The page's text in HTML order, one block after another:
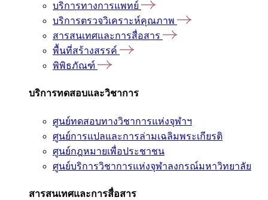
บริการทางการแพทย์
บริการตรวจวิเคราะห์คุณภาพ
สารสนเทศและการสื่อสาร
พื้นที่สร้างสรรค์
พิพิธภัณฑ์
บริการทดสอบและวิชาการ
ศูนย์ทดสอบทางวิชาการแห่งจุฬาฯ
ศูนย์การแปลและการล่ามเฉลิมพระเกียรติ
ศูนย์กฎหมายเพื่อประชาชน
ศูนย์บริการวิชาการแห่งจุฬาลงกรณ์มหาวิทยาลัย
สารสนเทศและการสื่อสาร